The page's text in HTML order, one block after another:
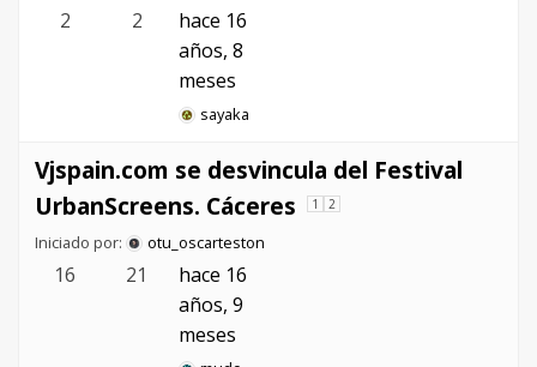
2 2
hace 16
años, 8
meses
sayaka
Vjspain.com se desvincula del Festival
UrbanScreens. Cáceres
1 2
Iniciado por: otu_oscarteston
16 21
hace 16
años, 9
meses